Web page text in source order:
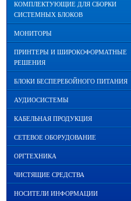
КОМПЛЕКТУЮЩИЕ ДЛЯ СБОРКИ
СИСТЕМНЫХ БЛОКОВ
МОНИТОРЫ
ПРИНТЕРЫ И ШИРОКОФОРМАТНЫЕ
РЕШЕНИЯ
БЛОКИ БЕСПЕРЕБОЙНОГО ПИТАНИЯ
АУДИОСИСТЕМЫ
КАБЕЛЬНАЯ ПРОДУКЦИЯ
СЕТЕВОЕ ОБОРУДОВАНИЕ
ОРГТЕХНИКА
ЧИСТЯЩИЕ СРЕДСТВА
НОСИТЕЛИ ИНФОРМАЦИИ